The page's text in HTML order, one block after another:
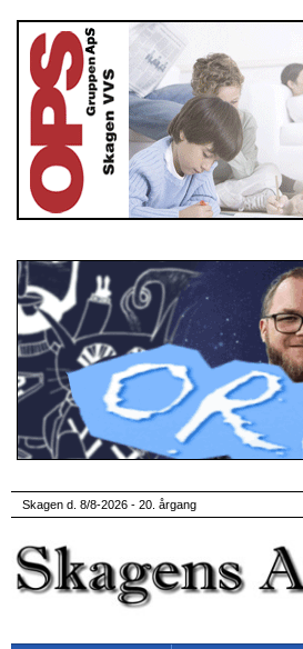
Skagen d. 8/8-2026 - 20. årgang